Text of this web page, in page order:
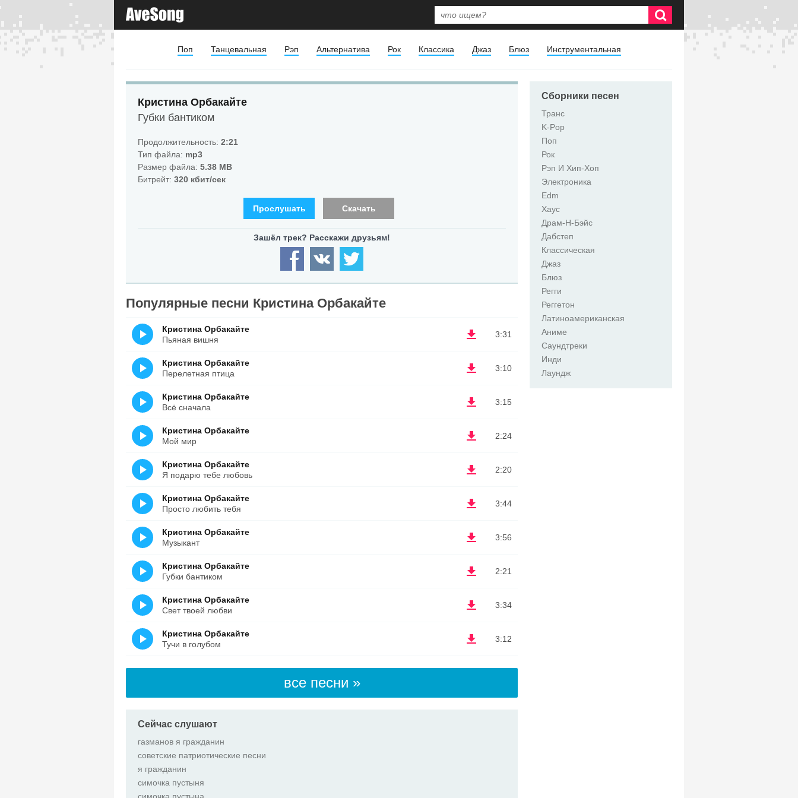
Поп Танцевальная Рэп Альтернатива Рок Классика Джаз Блюз Инструментальная
Кристина Орбакайте
Губки бантиком
Продолжительность: 2:21
Тип файла: mp3
Размер файла: 5.38 MB
Битрейт: 320 кбит/сек
Прослушать Скачать
Популярные песни Кристина Орбакайте
3:31
Кристина Орбакайте
Пьяная вишня
3:10
Кристина Орбакайте
Перелетная птица
3:15
Кристина Орбакайте
Всё сначала
2:24
Кристина Орбакайте
Мой мир
2:20
Кристина Орбакайте
Я подарю тебе любовь
3:44
Кристина Орбакайте
Просто любить тебя
3:56
Кристина Орбакайте
Музыкант
2:21
Кристина Орбакайте
Губки бантиком
3:34
Кристина Орбакайте
Свет твоей любви
3:12
Кристина Орбакайте
Тучи в голубом
все песни »
Сейчас слушают
газманов я гражданин
советские патриотические песни
я гражданин
симочка пустыня
Сборники песен
Транс
K-Pop
Поп
Рок
Рэп И Хип-Хоп
Электроника
Edm
Хаус
Драм-Н-Бэйс
Дабстеп
Классическая
Джаз
Блюз
Регги
Реггетон
Латиноамериканская
Аниме
Саундтреки
Инди
Лаундж